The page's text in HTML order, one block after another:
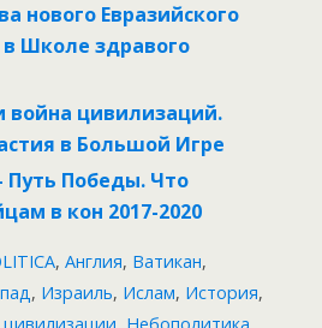
нового Евразийского
Школе здравого
война цивилизаций.
в Большой Игре
Путь Победы. Что
в кон 2017-2020
, Англия, Ватикан,
, Израиль, Ислам, История,